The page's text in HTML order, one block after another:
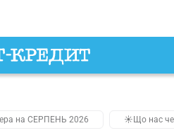
на СЕРПЕНЬ 2026 ☀️Що нас